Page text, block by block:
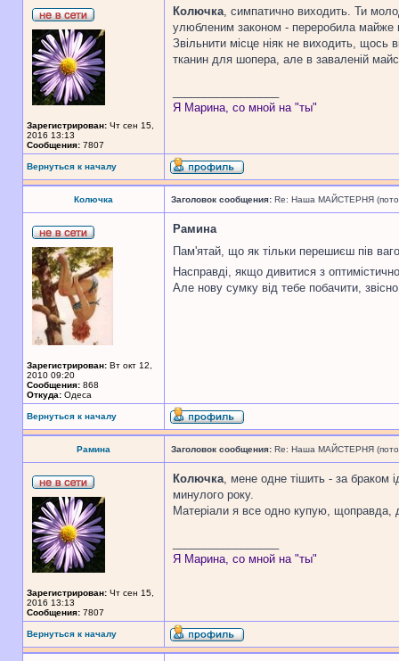
Зарегистрирован: Чт сен 15,
2016 13:13
Сообщения: 7807
Колючка, симпатично виходить. Ти
улюбленим законом - переробила майже
Звільнити місце ніяк не виходить,
тканин для шопера, але в заваленій
Я Марина, со мной на "ты"
Вернуться к началу
Колючка Заголовок сообщения: Re: Наша МАЙСТЕРНЯ
Зарегистрирован: Вт окт 12,
2010 09:20
Сообщения: 868
Откуда: Одеса
Рамина
Пам'ятай, що як тільки перешиєш пів
Насправді, якщо дивитися з
Але нову сумку від тебе побачити,
Вернуться к началу
Рамина Заголовок сообщения: Re: Наша МАЙСТЕРНЯ
Зарегистрирован: Чт сен 15,
2016 13:13
Сообщения: 7807
Колючка, мене одне тішить - за браком
минулого року.
Матеріали я все одно купую, щоправда,
Я Марина, со мной на "ты"
Вернуться к началу